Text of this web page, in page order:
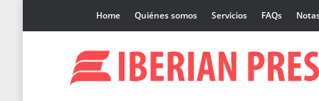
Home Quiénes somos Servicios FAQs